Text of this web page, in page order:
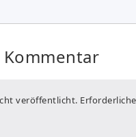
veröffentlicht.